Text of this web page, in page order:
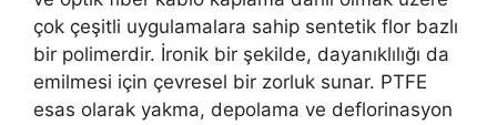
çok çeşitli uygulamalara sahip sentetik flor bazlı
bir polimerdir. İronik bir şekilde, dayanıklılığı da
emilmesi için çevresel bir zorluk sunar. PTFE
esas olarak yakma, depolama ve deflorinasyon